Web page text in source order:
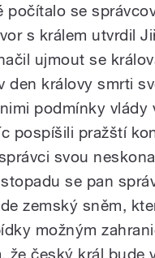
počítalo se
s králem utvrdil
ujmout se
den královy smrti
podmínky vlády
pospíšili pražští
svou
se pan
zemský sněm,
možným
český král bude